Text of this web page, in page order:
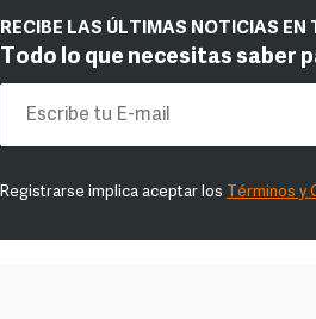
RECIBE LAS ÚLTIMAS NOTICIAS EN
Todo lo que necesitas saber
Registrarse implica aceptar los Términos y